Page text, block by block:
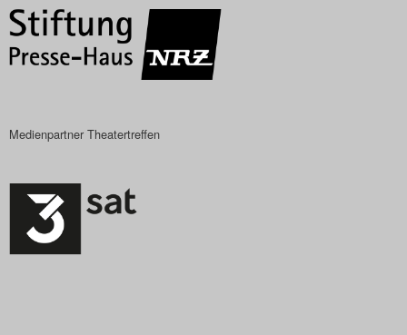
Medienpartner Theatertreffen